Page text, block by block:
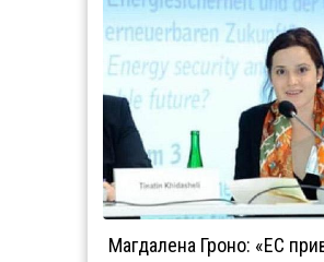
Магдалена Гроно: «ЕС